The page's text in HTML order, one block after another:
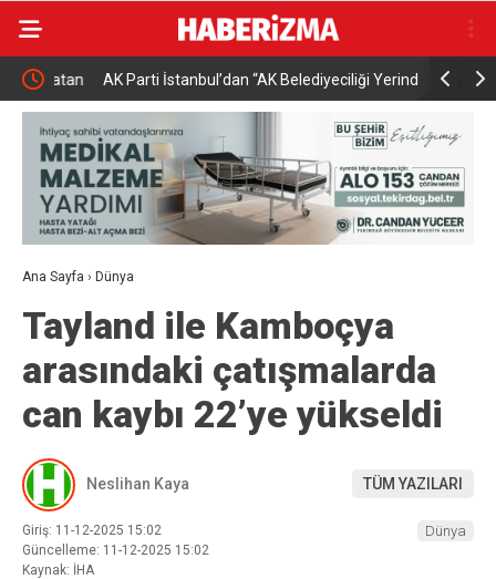
AK Parti İstanbul’dan “AK Belediyeciliği Yerinde Gör”
programı
Ana Sayfa › Dünya
Tayland ile Kamboçya
arasındaki çatışmalarda
can kaybı 22’ye yükseldi
Neslihan Kaya TÜM YAZILARI
Giriş: 11-12-2025 15:02
Güncelleme: 11-12-2025 15:02
Kaynak: İHA
Dünya